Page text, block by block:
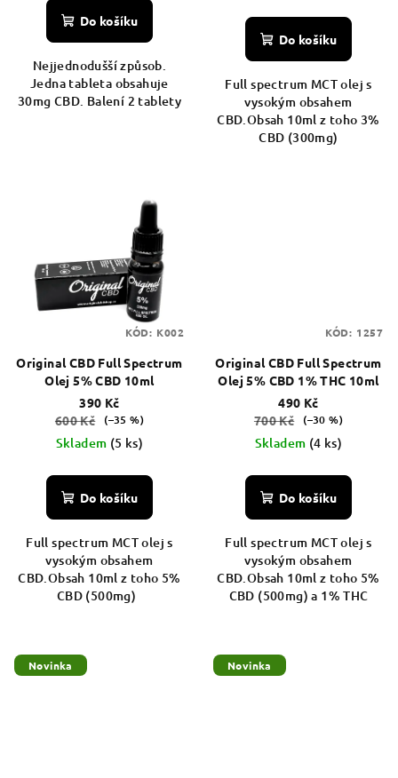
Do košíku
Nejjednodušší způsob.
Jedna tableta obsahuje
30mg CBD. Balení 2 tablety
Do košíku
Full spectrum MCT olej s
vysokým obsahem
CBD.Obsah 10ml z toho 3%
CBD (300mg)
Original CBD Full Spectrum
Olej 5% CBD 10ml
390 Kč
600 Kč
(–35 %)
Skladem (5 ks)
Do košíku
Full spectrum MCT olej s
vysokým obsahem
CBD.Obsah 10ml z toho 5%
CBD (500mg)
KÓD: K002
Original CBD Full Spectrum
Olej 5% CBD 1% THC 10ml
490 Kč
700 Kč
(–30 %)
Skladem (4 ks)
Do košíku
Full spectrum MCT olej s
vysokým obsahem
CBD.Obsah 10ml z toho 5%
CBD (500mg) a 1% THC
KÓD: 1257
Novinka Novinka